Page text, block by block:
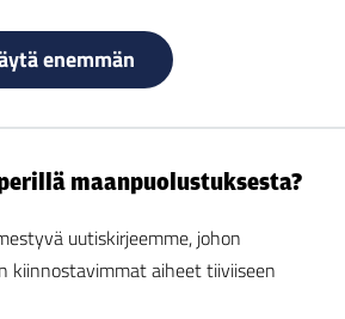
enemmän
maanpuolustuksesta?
uutiskirjeemme, johon
kiinnostavimmat aiheet tiiviiseen